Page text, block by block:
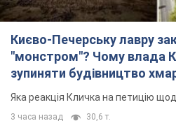
Києво-Печерську лавру
"монстром"? Чому влада
зупиняти будівництво
"московського вірянина"
Яка реакція Кличка на петицію
3 часа назад 30,6 т.